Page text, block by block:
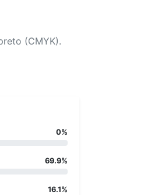
(CMYK).
0%
69.9%
16.1%